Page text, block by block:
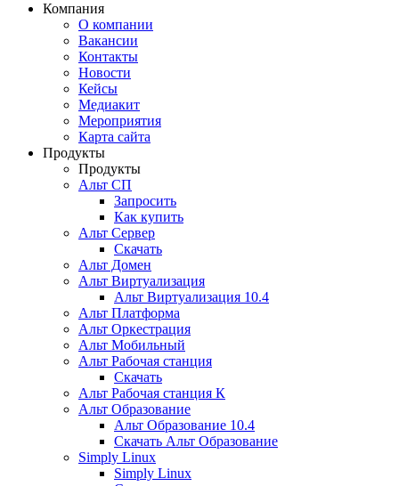
Компания
О компании
Вакансии
Контакты
Новости
Кейсы
Медиакит
Мероприятия
Карта сайта
Продукты
Продукты
Альт СП
Запросить
Как купить
Альт Сервер
Скачать
Альт Домен
Альт Виртуализация
Альт Виртуализация 10.4
Альт Платформа
Альт Оркестрация
Альт Мобильный
Альт Рабочая станция
Скачать
Альт Рабочая станция К
Альт Образование
Альт Образование 10.4
Скачать Альт Образование
Simply Linux
Simply Linux